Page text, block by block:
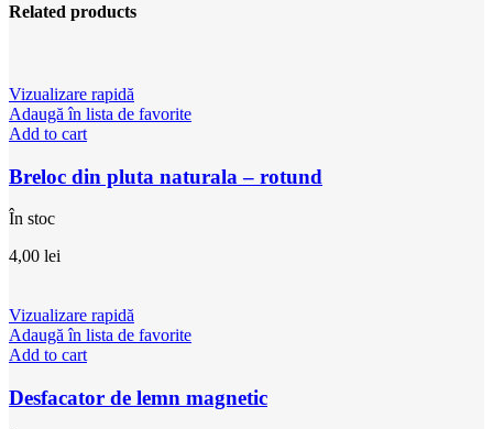
Related products
Vizualizare rapidă
Adaugă în lista de favorite
Add to cart
Breloc din pluta naturala – rotund
În stoc
4,00 lei
Vizualizare rapidă
Adaugă în lista de favorite
Add to cart
Desfacator de lemn magnetic